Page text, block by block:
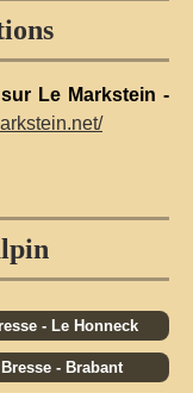
Le Markstein -
- Le Honneck
Bresse - Brabant